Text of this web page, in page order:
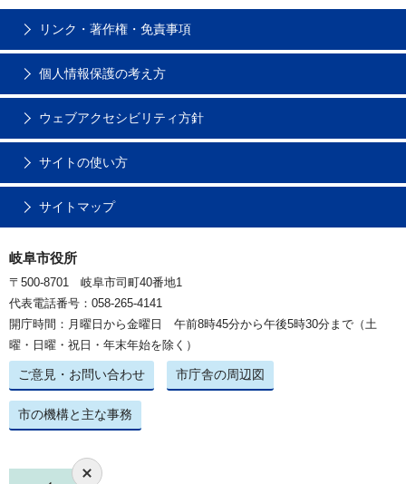
リンク・著作権・免責事項
個人情報保護の考え方
ウェブアクセシビリティ方針
サイトの使い方
サイトマップ
岐阜市役所
〒500-8701 岐阜市司町40番地1
代表電話番号：058-265-4141
開庁時間：月曜日から金曜日 午前8時45分から午後5時30分まで（土
曜・日曜・祝日・年末年始を除く）
ご意見・お問い合わせ 市庁舎の周辺図
市の機構と主な事務